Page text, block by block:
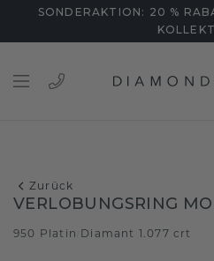
SONDERAKTION: 20 %
Zurück
VERLOBUNGSRING
950 Platin Diamant 1.077 crt